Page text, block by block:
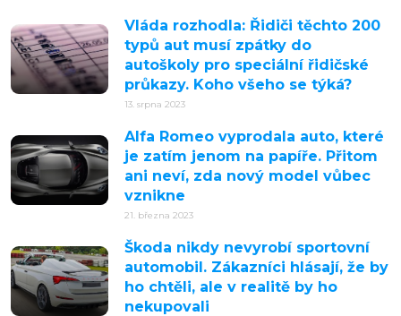
Vláda rozhodla: Řidiči těchto 200
typů aut musí zpátky do
autoškoly pro speciální řidičské
průkazy. Koho všeho se týká?
13. srpna 2023
Alfa Romeo vyprodala auto, které
je zatím jenom na papíře. Přitom
ani neví, zda nový model vůbec
vznikne
21. března 2023
Škoda nikdy nevyrobí sportovní
automobil. Zákazníci hlásají, že by
ho chtěli, ale v realitě by ho
nekupovali